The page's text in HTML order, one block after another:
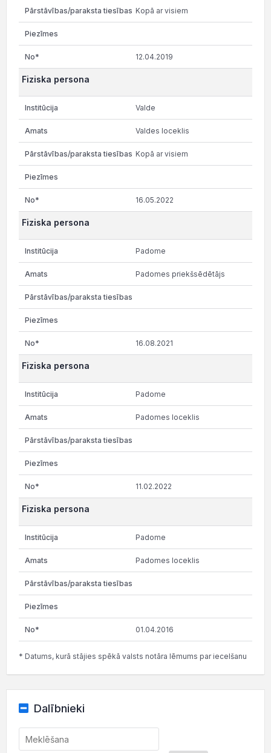
Kopā ar visiem
12.04.2019
Fiziska persona
Valde
Valdes loceklis
Kopā ar visiem
16.05.2022
Fiziska persona
Padome
Padomes priekšsēdētājs
16.08.2021
Fiziska persona
Padome
Padomes loceklis
11.02.2022
Fiziska persona
Padome
Padomes loceklis
01.04.2016
* Datums, kurā stājies spēkā valsts notāra lēmums par iecelšanu
Dalībnieki